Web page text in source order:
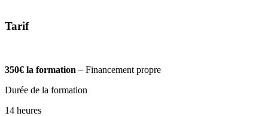
Tarif
350€ la formation – Financement propre
Durée de la formation
14 heures